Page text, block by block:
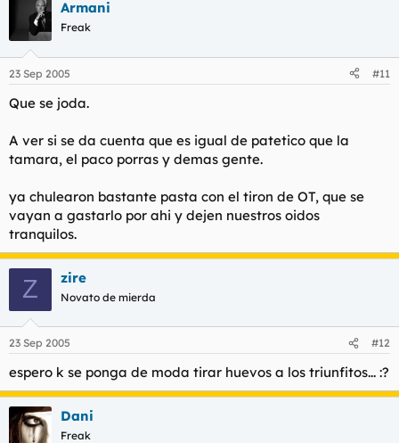
Armani
Freak
23 Sep 2005 #11
Que se joda.
A ver si se da cuenta que es igual de patetico que la
tamara, el paco porras y demas gente.
ya chulearon bastante pasta con el tiron de OT, que se
vayan a gastarlo por ahi y dejen nuestros oidos
tranquilos.
Z zire
Novato de mierda
23 Sep 2005 #12
espero k se ponga de moda tirar huevos a los triunfitos... :?
Dani
Freak